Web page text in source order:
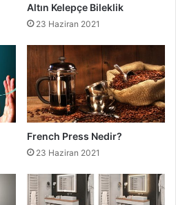
Altın Kelepçe Bileklik
23 Haziran 2021
French Press Nedir?
23 Haziran 2021